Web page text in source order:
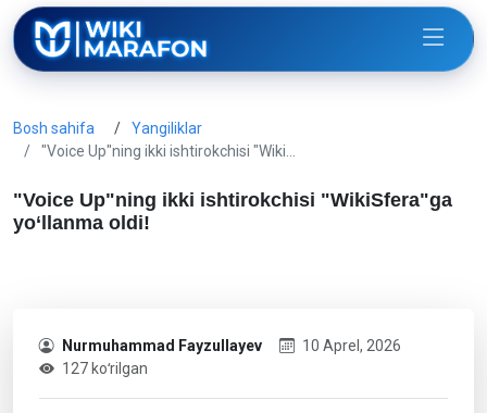
Bosh sahifa
Yangiliklar
"Voice Up"ning ikki ishtirokchisi "Wiki…
"Voice Up"ning ikki ishtirokchisi "WikiSfera"ga
yo‘llanma oldi!
Nurmuhammad Fayzullayev
10 Aprel, 2026
127 koʻrilgan